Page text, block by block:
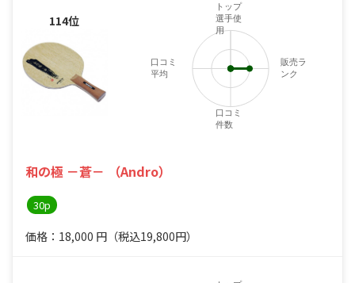
114位
和の極 －蒼－ （Andro）
30p
価格：18,000 円 （税込19,800円）
トップ
選手使
用
販売ラ
ンク
口コミ
件数
口コミ
平均